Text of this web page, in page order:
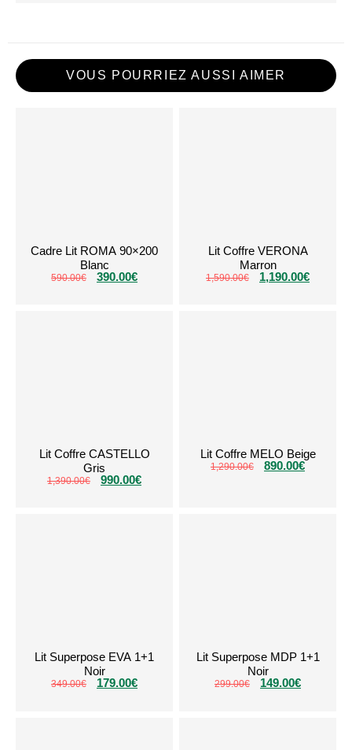
VOUS POURRIEZ AUSSI AIMER
Cadre Lit ROMA 90×200
Blanc
590.00€ 390.00€
Lit Coffre VERONA
Marron
1,590.00€ 1,190.00€
Lit Coffre CASTELLO
Gris
1,390.00€ 990.00€
Lit Coffre MELO Beige
1,290.00€ 890.00€
Lit Superpose EVA 1+1
Noir
349.00€ 179.00€
Lit Superpose MDP 1+1
Noir
299.00€ 149.00€